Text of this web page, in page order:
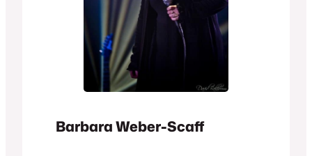
Barbara Weber-Scaff